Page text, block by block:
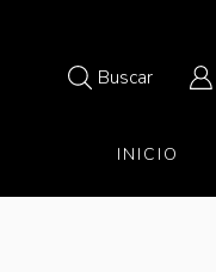
Buscar
INICIO